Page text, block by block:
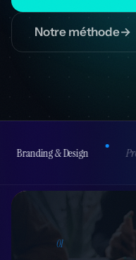
Notre méthode→
Production vidéo
01